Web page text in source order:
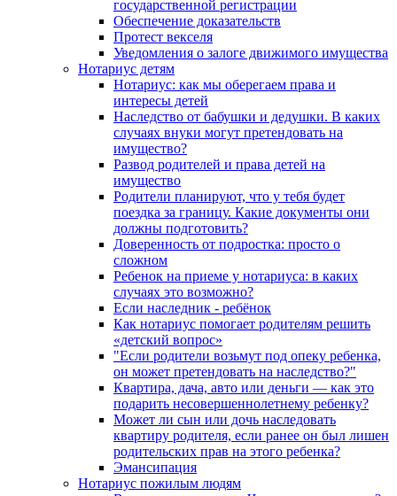
государственной регистрации
Обеспечение доказательств
Протест векселя
Уведомления о залоге движимого имущества
Нотариус детям
Нотариус: как мы оберегаем права и
интересы детей
Наследство от бабушки и дедушки. В каких
случаях внуки могут претендовать на
имущество?
Развод родителей и права детей на
имущество
Родители планируют, что у тебя будет
поездка за границу. Какие документы они
должны подготовить?
Доверенность от подростка: просто о
сложном
Ребенок на приеме у нотариуса: в каких
случаях это возможно?
Если наследник - ребёнок
Как нотариус помогает родителям решить
«детский вопрос»
"Если родители возьмут под опеку ребенка,
он может претендовать на наследство?"
Квартира, дача, авто или деньги — как это
подарить несовершеннолетнему ребенку?
Может ли сын или дочь наследовать
квартиру родителя, если ранее он был лишен
родительских прав на этого ребенка?
Эмансипация
Нотариус пожилым людям